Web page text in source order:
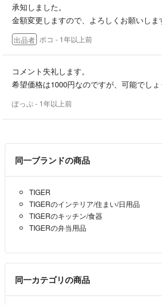
承知しました。
金額変更しますので、よろしくお願いしま
出品者 ポコ - 1年以上前
コメント失礼します。
希望価格は1000円なのですが、可能でしょ
ぽっぷ- 1年以上前
同一ブランドの商品
TIGER
TIGERのインテリア/住まい/日用品
TIGERのキッチン/食器
TIGERの弁当用品
同一カテゴリの商品